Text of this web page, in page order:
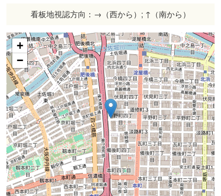
看板地視認方向：→（西から）; ↑（南から）
+
−